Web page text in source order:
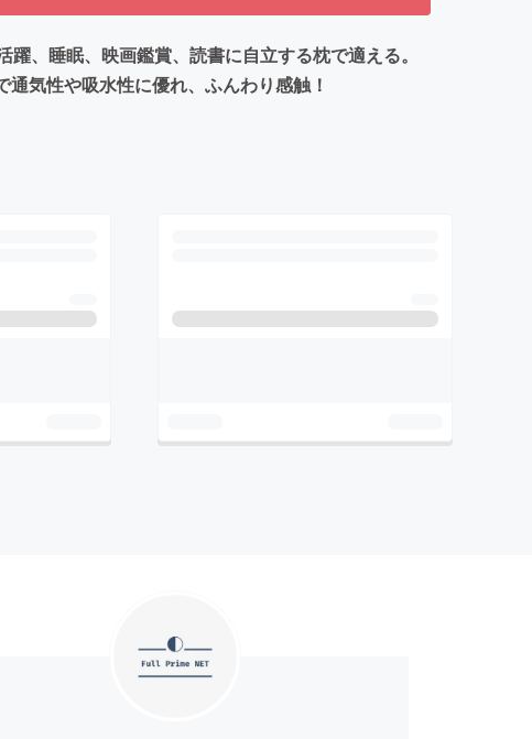
、睡眠、映画鑑賞、読書に自立する枕で適える。
気性や吸水性に優れ、ふんわり感触！